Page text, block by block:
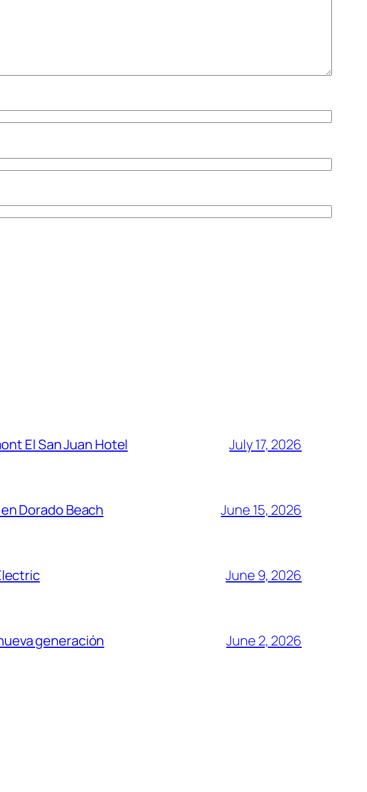
El San Juan Hotel July 17, 2026
Dorado Beach June 15, 2026
June 9, 2026
generación June 2, 2026